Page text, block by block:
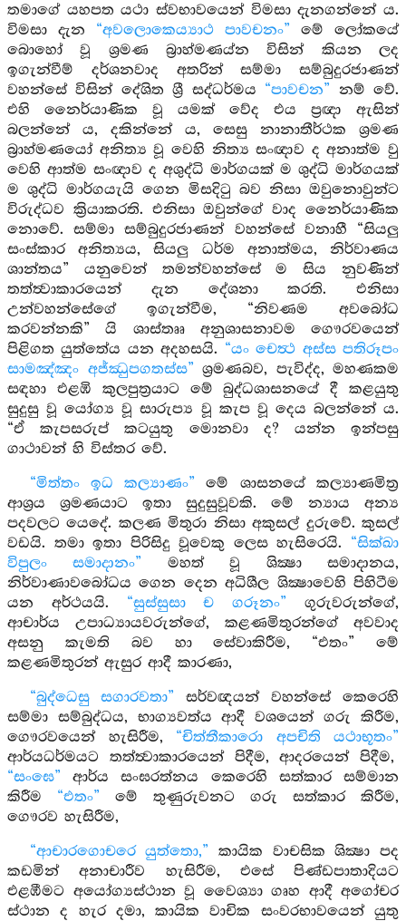
තමාගේ යහපත යථා ස්වභාවයෙන් විමසා දැනගන්නේ ය.
විමසා දැන “අවලොකෙය්‍යාථ පාවචනං” මේ ලෝකයේ
බොහෝ වූ ශ්‍රමණ බ්‍රාහ්මණය්න විසින් කියන ලද
ඉගැන්වීම් දර්ශනවාද අතරින් සම්මා සම්බුදුරජාණන්
වහන්සේ විසින් දේශිත ශ්‍රී සද්ධර්මය “පාවචන” නම් වේ.
එහි නෛර්යාණික වූ යමක් වේද එය ප්‍රඥා ඇසින්
බලන්නේ ය, දකින්නේ ය, සෙසු නානාතීර්ථක ශ්‍රමණ
බ්‍රාහ්මණයෝ අනිත්‍ය වූ වෙහි නිත්‍ය සංඥාව ද අනාත්ම වු
වෙහි ආත්ම සංඥාව ද අශුද්ධි මාර්ගයක් ම ශුද්ධි මාර්ගයක්
ම ශුද්ධි මාර්ගයැයි ගෙන මිසදිටු බව නිසා ඔවුනොවුන්ට
විරුද්ධව ක්‍රියාකරති. එනිසා ඔවුන්ගේ වාද නෛර්යාණික
නොවේ. සම්මා සම්බුදුරජාණන් වහන්සේ වනාහී “සියලු
සංස්කාර අනිත්‍යය, සියලු ධර්ම අනාත්මය, නිර්වාණය
ශාන්තය” යනුවෙන් තමන්වහන්සේ ම සිය නුවණින්
තත්ත්‍වාකාරයෙන් දැන දේශනා කරති. එනිසා
උන්වහන්සේගේ ඉගැන්වීම, “නිවණම අවබෝධ
කරවන්නකි” යි ශාස්තෲ අනුශාසනාවම ගෞරවයෙන්
පිළිගත යුත්තේය යන අදහසයි. “යං චෙත්‍ථ අස්ස පතිරූපං
සාමඤ්ඤං අජ්ඣුපගතස්ස” ශ්‍රමණබව, පැවිද්ද, මහණකම
සඳහා එළඹි කුලපුත්‍රයාට මේ බුද්ධශාසනයේ දී කළයුතු
සුදුසු වූ යෝග්‍ය වූ සාරුප්‍ය වූ කැප වූ දෙය බලන්නේ ය.
“ඒ කැපසරුප් කටයුතු මොනවා ද? යන්න ඉන්පසු
ගාථාවන් හි විස්තර වේ.
“මිත්තං ඉධ කල්‍යාණං” මේ ශාසනයේ කල්‍යාණමිත්‍ර
ආශ්‍රය ශ්‍රමණයාට ඉතා සුදුසුවූවකි. මේ න්‍යාය අන්‍ය
පදවලට යෙදේ. කලණ මිතුරා නිසා අකුසල් දුරුවේ. කුසල්
වඩයි. තමා ඉතා පිරිසිදු වූවෙකු ලෙස හැසිරෙයි. “සික්ඛා
විපුලං සමාදානං” මහත් වූ ශික්‍ෂා සමාදානය,
නිර්වාණාවබෝධය ගෙන දෙන අධිශීල ශික්‍ෂාවෙහි පිහිටීම
යන අර්ථයයි. “සුස්සුසා ච ගරූනං”ගුරුවරුන්ගේ,
ආචාර්ය උපාධ්‍යායවරුන්ගේ, කළණමිතුරන්ගේ අවවාද
අසනු කැමති බව හා සේවාකිරීම, “එතං” මේ
කළණමිතුරන් ඇසුර ආදී කාරණා,
“බුද්ධෙසු
සගාරවතා” සර්වඥයන් වහන්සේ කෙරෙහි
සම්මා සම්බුද්ධය, භාග්‍යවත්ය ආදී වශයෙන් ගරු කිරීම,
ගෞරවයෙන් හැසිරීම, “චිත්තීකාරො අපචිති යථාභූතං”
ආර්යධර්මයට තත්ත්‍වාකාරයෙන් පිදීම, ආදරයෙන් පිදීම,
“සංඝෙ” ආර්ය සංඝරත්නය කෙරෙහි සත්කාර සම්මාන
කිරීම “එතං” මේ තුණුරුවනට ගරු සත්කාර කිරීම,
ගෞරව හැසිරීම,
“ආචාරගොචරෙ යුත්තො,” කායික වාචසික ශික්‍ෂා පද
කඩමින් අනාචාරීව හැසිරීම, එසේ පිණ්ඩපාතාදියට
එළඹීමට අයෝග්‍යස්ථාන වූ වෛශ්‍යා ගෘහ ආදී අගෝචර
ස්ථාන ද හැර දමා, කායික වාචික සංවරභාවයෙන් යුතු